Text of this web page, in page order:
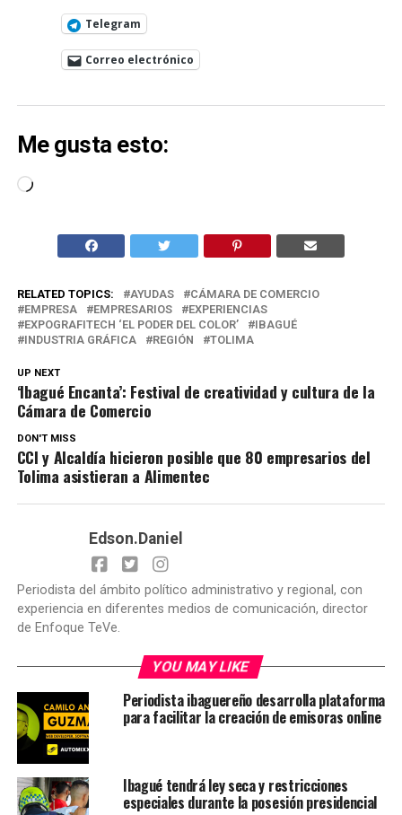
Telegram
Correo electrónico
Me gusta esto:
Cargando...
RELATED TOPICS: AYUDAS
CÁMARA DE COMERCIO
EMPRESA
EMPRESARIOS
EXPERIENCIAS
EXPOGRAFITECH ‘EL PODER DEL COLOR’
IBAGUÉ
INDUSTRIA GRÁFICA
REGIÓN TOLIMA
UP NEXT
‘Ibagué Encanta’: Festival de creatividad y cultura de la
Cámara de Comercio
DON'T MISS
CCI y Alcaldía hicieron posible que 80 empresarios del
Tolima asistieran a Alimentec
Edson.Daniel
Periodista del ámbito político administrativo y regional, con
experiencia en diferentes medios de comunicación, director
de Enfoque TeVe.
YOU MAY LIKE
Periodista ibaguereño desarrolla plataforma
para facilitar la creación de emisoras online
Ibagué tendrá ley seca y restricciones
especiales durante la posesión presidencial